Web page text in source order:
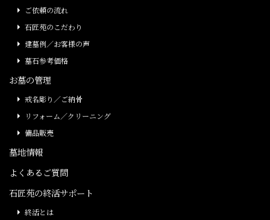
ご依頼の流れ
石匠苑のこだわり
建墓例／お客様の声
墓石参考価格
お墓の管理
戒名彫り／ご納骨
リフォーム／クリーニング
備品販売
墓地情報
よくあるご質問
石匠苑の終活サポート
終活とは